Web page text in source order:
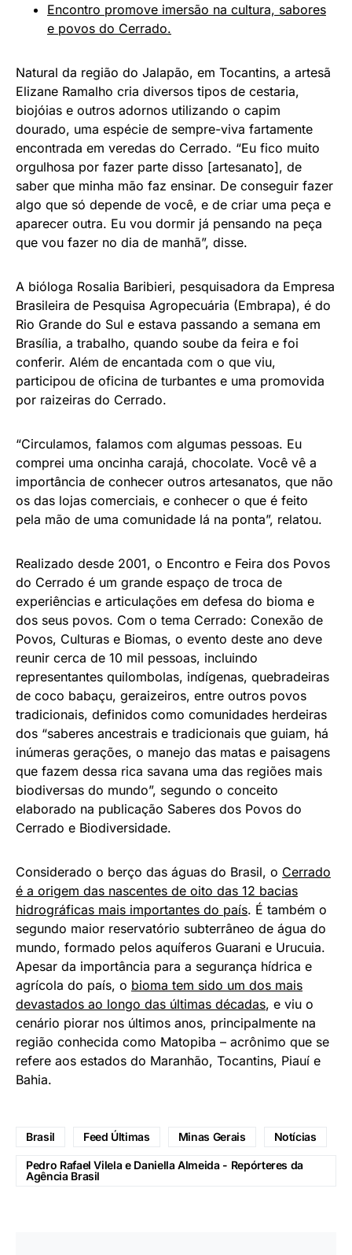
Encontro promove imersão na cultura, sabores
e povos do Cerrado.
Natural da região do Jalapão, em Tocantins, a artesã
Elizane Ramalho cria diversos tipos de cestaria,
biojóias e outros adornos utilizando o capim
dourado, uma espécie de sempre-viva fartamente
encontrada em veredas do Cerrado. “Eu fico muito
orgulhosa por fazer parte disso [artesanato], de
saber que minha mão faz ensinar. De conseguir fazer
algo que só depende de você, e de criar uma peça e
aparecer outra. Eu vou dormir já pensando na peça
que vou fazer no dia de manhã”, disse.
A bióloga Rosalia Baribieri, pesquisadora da Empresa
Brasileira de Pesquisa Agropecuária (Embrapa), é do
Rio Grande do Sul e estava passando a semana em
Brasília, a trabalho, quando soube da feira e foi
conferir. Além de encantada com o que viu,
participou de oficina de turbantes e uma promovida
por raizeiras do Cerrado.
“Circulamos, falamos com algumas pessoas. Eu
comprei uma oncinha carajá, chocolate. Você vê a
importância de conhecer outros artesanatos, que não
os das lojas comerciais, e conhecer o que é feito
pela mão de uma comunidade lá na ponta”, relatou.
Realizado desde 2001, o Encontro e Feira dos Povos
do Cerrado é um grande espaço de troca de
experiências e articulações em defesa do bioma e
dos seus povos. Com o tema Cerrado: Conexão de
Povos, Culturas e Biomas, o evento deste ano deve
reunir cerca de 10 mil pessoas, incluindo
representantes quilombolas, indígenas, quebradeiras
de coco babaçu, geraizeiros, entre outros povos
tradicionais, definidos como comunidades herdeiras
dos “saberes ancestrais e tradicionais que guiam, há
inúmeras gerações, o manejo das matas e paisagens
que fazem dessa rica savana uma das regiões mais
biodiversas do mundo”, segundo o conceito
elaborado na publicação Saberes dos Povos do
Cerrado e Biodiversidade.
Considerado o berço das águas do Brasil, o Cerrado
é a origem das nascentes de oito das 12 bacias
hidrográficas mais importantes do país. É também o
segundo maior reservatório subterrâneo de água do
mundo, formado pelos aquíferos Guarani e Urucuia.
Apesar da importância para a segurança hídrica e
agrícola do país, o bioma tem sido um dos mais
devastados ao longo das últimas décadas, e viu o
cenário piorar nos últimos anos, principalmente na
região conhecida como Matopiba – acrônimo que se
refere aos estados do Maranhão, Tocantins, Piauí e
Bahia.
Brasil Feed Últimas Minas Gerais Notícias
Pedro Rafael Vilela e Daniella Almeida - Repórteres da
Agência Brasil